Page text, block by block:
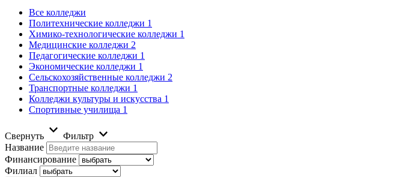
Все колледжи
Политехнические колледжи 1
Химико-технологические колледжи 1
Медицинские колледжи 2
Педагогические колледжи 1
Экономические колледжи 1
Сельскохозяйственные колледжи 2
Транспортные колледжи 1
Колледжи культуры и искусства 1
Спортивные училища 1
Свернуть
Фильтр
Название
Финансирование
Филиал